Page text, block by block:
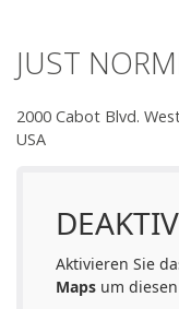
JUST
2000 Cabot Blvd.
USA
Aktivieren Sie
Maps um